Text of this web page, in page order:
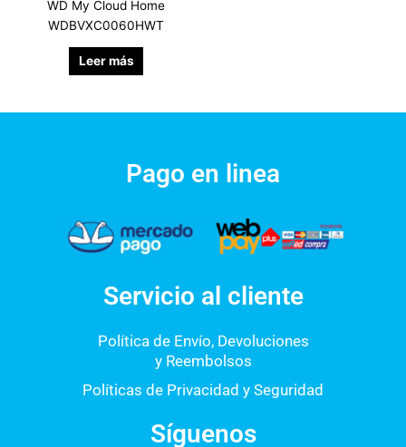
WD My Cloud Home
WDBVXC0060HWT
Leer más
Pago en linea
Servicio al cliente
Política de Envío, Devoluciones
y Reembolsos
Políticas de Privacidad y Seguridad
Síguenos